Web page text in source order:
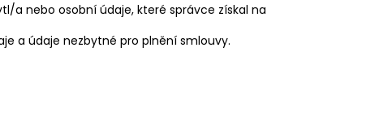
a nebo osobní údaje, které správce získal na
a údaje nezbytné pro plnění smlouvy.